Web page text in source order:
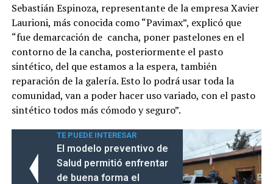
Sebastián Espinoza, representante de la empresa Xavier
Laurioni, más conocida como “Pavimax”, explicó que
“fue demarcación de cancha, poner pastelones en el
contorno de la cancha, posteriormente el pasto
sintético, del que estamos a la espera, también
reparación de la galería. Esto lo podrá usar toda la
comunidad, van a poder hacer uso variado, con el pasto
sintético todos más cómodo y seguro”.
TE PUEDE INTERESAR
El modelo preventivo de
Salud permitió enfrentar
de buena forma el